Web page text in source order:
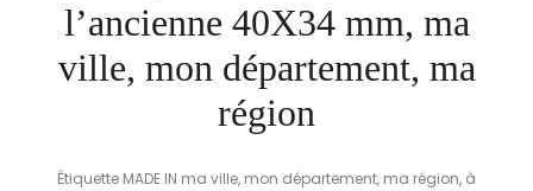
l’ancienne 40X34 mm, ma
ville, mon département, ma
région
Étiquette MADE IN ma ville, mon département, ma région, à